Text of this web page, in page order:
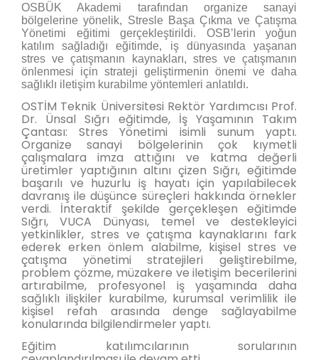
OSBÜK Akademi tarafından organize sanayi
bölgelerine yönelik, Stresle Başa Çıkma ve Çatışma
Yönetimi eğitimi gerçekleştirildi. OSB’lerin yoğun
katılım sağladığı eğitimde, iş dünyasında yaşanan
stres ve çatışmanın kaynakları, stres ve çatışmanın
önlenmesi için strateji geliştirmenin önemi ve daha
sağlıklı iletişim kurabilme yöntemleri anlatıldı.
OSTİM Teknik Üniversitesi Rektör Yardımcısı Prof.
Dr. Ünsal Sığrı eğitimde, İş Yaşamının Takım
Çantası: Stres Yönetimi isimli sunum yaptı.
Organize sanayi bölgelerinin çok kıymetli
çalışmalara imza attığını ve katma değerli
üretimler yaptığının altını çizen Sığrı, eğitimde
başarılı ve huzurlu iş hayatı için yapılabilecek
davranış ile düşünce süreçleri hakkında örnekler
verdi. İnteraktif şekilde gerçekleşen eğitimde
Sığrı, VUCA Dünyası, temel ve destekleyici
yetkinlikler, stres ve çatışma kaynaklarını fark
ederek erken önlem alabilme, kişisel stres ve
çatışma yönetimi stratejileri geliştirebilme,
problem çözme, müzakere ve iletişim becerilerini
artırabilme, profesyonel iş yaşamında daha
sağlıklı ilişkiler kurabilme, kurumsal verimlilik ile
kişisel refah arasında denge sağlayabilme
konularında bilgilendirmeler yaptı.
Eğitim katılımcılarının sorularının